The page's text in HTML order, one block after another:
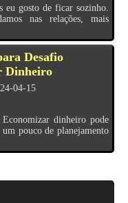
eu gosto de ficar sozinho.
nas relações, mais
Desafio
Dinheiro
04-15
dinheiro pode
pouco de planejamento